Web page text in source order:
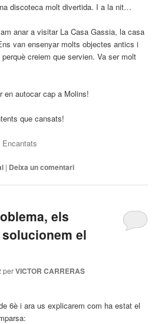
discoteca molt divertida. I a la nit…
anar a visitar La Casa Gassia, la casa
van ensenyar molts objectes antics i
creiem que servien. Va ser molt
en autocar cap a Molins!
que cansats!
| Deixa un comentari
els
el
perVICTOR CARRERAS
6è i ara us explicarem com ha estat el